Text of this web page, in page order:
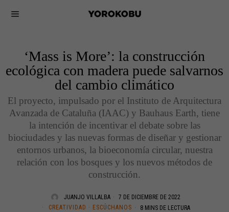
‘Mass is More’: la construcción
ecológica con madera puede salvarnos
del cambio climático
El proyecto, impulsado por el Instituto de Arquitectura
Avanzada de Cataluña (IAAC) y Bauhaus Earth, tiene
la intención de incentivar el debate sobre las
biociudades y las nuevas formas de diseñar y gestionar
entornos urbanos, la bioeconomía circular, nuestra
relación con los bosques y los nuevos métodos de
construcción.
JUANJO VILLALBA
7 DE DICIEMBRE DE 2022
CREATIVIDAD · ESCÚCHANOS 8 MINS DE LECTURA